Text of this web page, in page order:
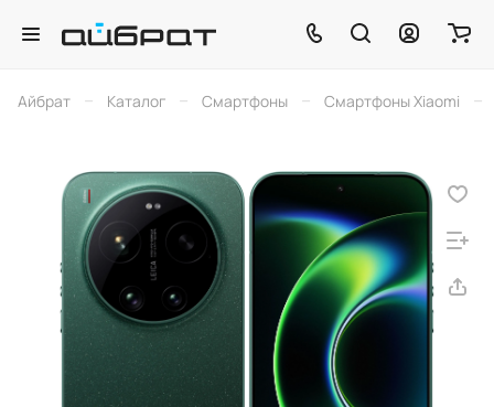
Айбрат – Каталог – Смартфоны – Смартфоны Xiaomi –